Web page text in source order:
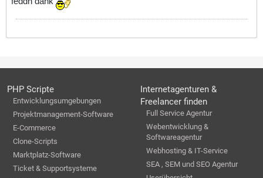
PHP Scripte
Entwicklungsumgebungen
Projektmanagement-Software
E-Commerce
Clone-Scripts
Marktplatz-Software
Ticket & Supportsysteme
Internetagenturen &
Freelancer finden
Full Service Agentur
Webentwicklung &
Softwareagentur
Webhosting & IT-Service
SEA , SEM und SEO Agentur